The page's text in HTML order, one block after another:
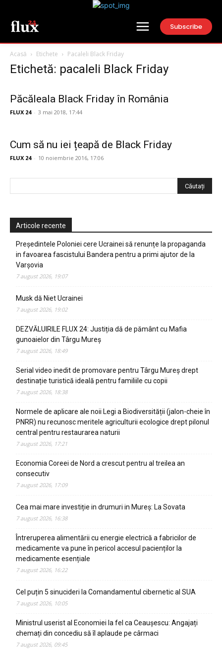
Subscribe
Acasă Etichete Pacaleli Black Friday
Etichetă: pacaleli Black Friday
Păcăleala Black Friday în România
FLUX 24 - 3 mai 2018, 17:44
Cum să nu iei țeapă de Black Friday
FLUX 24 - 10 noiembrie 2016, 17:06
Articole recente
Președintele Poloniei cere Ucrainei să renunțe la propaganda
in favoarea fascistului Bandera pentru a primi ajutor de la
Varșovia
7 august 2026, 19:07
Musk dă Niet Ucrainei
7 august 2026, 19:02
DEZVĂLUIRILE FLUX 24: Justiția dă de pământ cu Mafia
gunoaielor din Târgu Mureș
7 august 2026, 18:49
Serial video inedit de promovare pentru Târgu Mureș drept
destinație turistică ideală pentru familiile cu copii
7 august 2026, 18:38
Normele de aplicare ale noii Legi a Biodiversității (jalon-cheie în
PNRR) nu recunosc meritele agriculturii ecologice drept pilonul
central pentru restaurarea naturii
7 august 2026, 17:21
Economia Coreei de Nord a crescut pentru al treilea an
consecutiv
7 august 2026, 17:09
Cea mai mare investiție in drumuri in Mureș: La Sovata
7 august 2026, 16:38
Întreruperea alimentării cu energie electrică a fabricilor de
medicamente va pune în pericol accesul pacienților la
medicamente esențiale
7 august 2026, 16:22
Cel puțin 5 sinucideri la Comandamentul cibernetic al SUA
7 august 2026, 10:05
Ministrul userist al Economiei la fel ca Ceaușescu: Angajați
chemați din concediu să îl aplaude pe cârmaci
7 august 2026, 09:45